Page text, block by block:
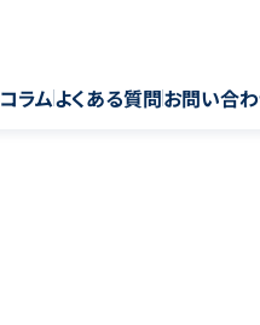
ラムよくある質問お問い合